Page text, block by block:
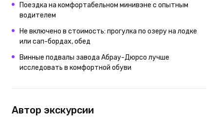
Поездка на комфортабельном минивэне с опытным
водителем
Не включено в стоимость: прогулка по озеру на лодке
или сап-бордах, обед
Винные подвалы завода Абрау-Дюрсо лучше
исследовать в комфортной обуви
Автор экскурсии